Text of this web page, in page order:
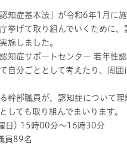
知症基本法」が令和6年1月に
挙げて取り組んでいくために
施しました。
知症サポートセンター 若年
自分ごととして考えたり、周
幹部職員が、認知症について
しても取り組んでまいります。
) 15時00分～16時30分
員89名